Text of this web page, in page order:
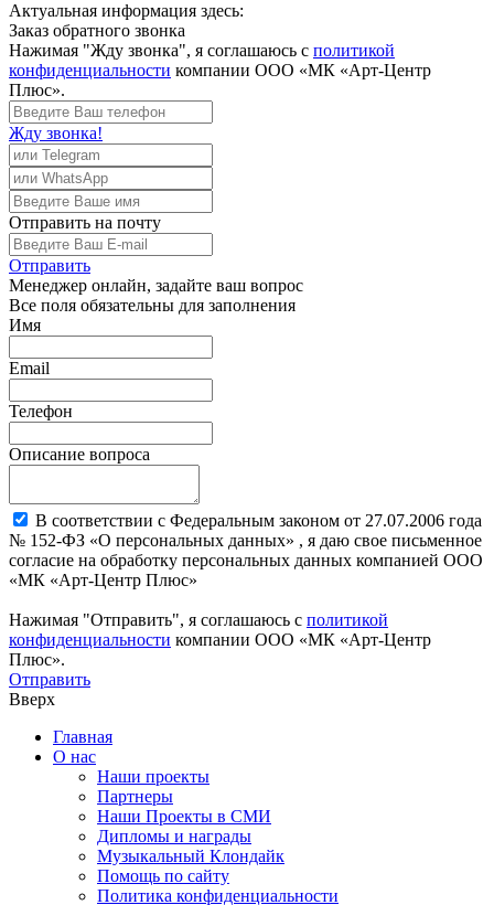
Актуальная информация здесь:
Заказ обратного звонка
Нажимая "Жду звонка", я соглашаюсь с политикой
конфиденциальности компании ООО «МК «Арт-Центр
Плюс».
Жду звонка!
Отправить на почту
Отправить
Менеджер онлайн, задайте ваш вопрос
Все поля обязательны для заполнения
Имя
Email
Телефон
Описание вопроса
В соответствии с Федеральным законом от 27.07.2006 года
№ 152-ФЗ «О персональных данных» , я даю свое письменное
согласие на обработку персональных данных компанией ООО
«МК «Арт-Центр Плюс»
Нажимая "Отправить", я соглашаюсь с политикой
конфиденциальности компании ООО «МК «Арт-Центр
Плюс».
Отправить
Вверх
Главная
О нас
Наши проекты
Партнеры
Наши Проекты в СМИ
Дипломы и награды
Музыкальный Клондайк
Помощь по сайту
Политика конфиденциальности